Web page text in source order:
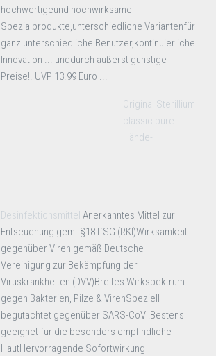
hochwertigeund hochwirksame
Spezialprodukte,unterschiedliche Variantenfür
ganz unterschiedliche Benutzer,kontinuierliche
Innovation ... unddurch äußerst günstige
Preise!. UVP 13.99 Euro ...
Original Sterillium
classic pure
Hände-
Desinfektionsmittel Anerkanntes Mittel zur
Entseuchung gem. §18 IfSG (RKI)Wirksamkeit
gegenüber Viren gemäß Deutsche
Vereinigung zur Bekämpfung der
Viruskrankheiten (DVV)Breites Wirkspektrum
gegen Bakterien, Pilze & VirenSpeziell
begutachtet gegenüber SARS-CoV !Bestens
geeignet für die besonders empfindliche
HautHervorragende Sofortwirkung